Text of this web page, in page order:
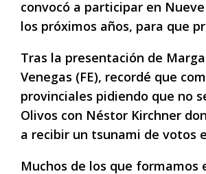
convocó a participar en
los próximos años, para que
Tras la presentación de
Venegas (FE), recordé que
provinciales pidiendo que no
Olivos con Néstor Kirchner
a recibir un tsunami de votos
Muchos de los que formamos